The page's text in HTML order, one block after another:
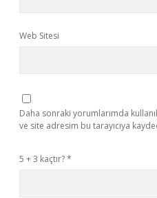
Web Sitesi
Daha sonraki yorumlarımda
ve site adresim bu tarayıcıya
5 + 3 kaçtır?*